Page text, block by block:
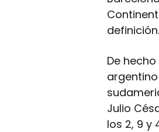
definición.
De
Julio
los 2, 9 y